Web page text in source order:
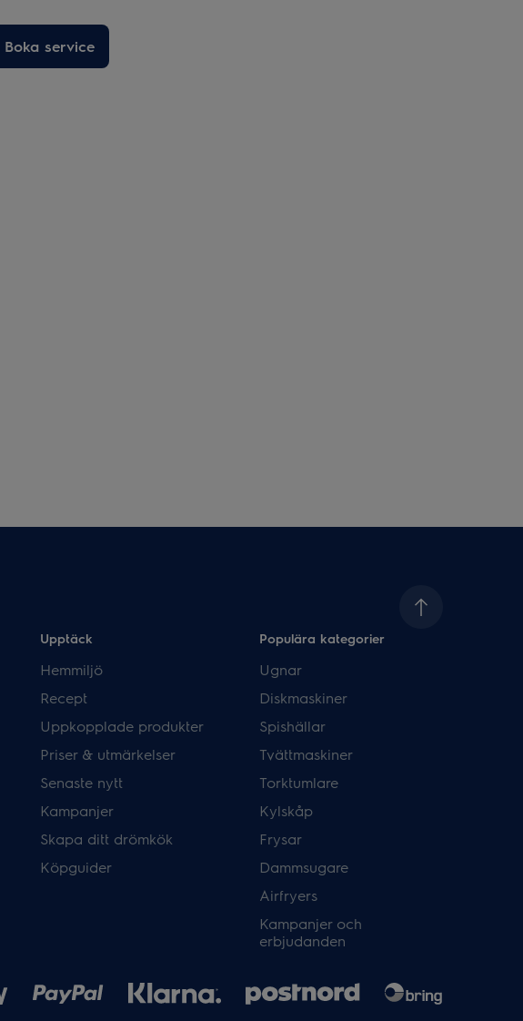
Boka service
Upptäck
Hemmiljö
Recept
Uppkopplade produkter
Priser & utmärkelser
Senaste nytt
Kampanjer
Skapa ditt drömkök
Köpguider
Populära kategorier
Ugnar
Diskmaskiner
Spishällar
Tvättmaskiner
Torktumlare
Kylskåp
Frysar
Dammsugare
Airfryers
Kampanjer och
erbjudanden